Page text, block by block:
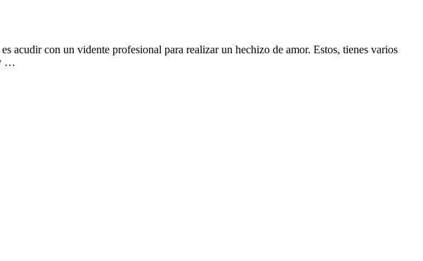
acudir con un vidente profesional para realizar un hechizo de amor. Estos, tienes varios
…